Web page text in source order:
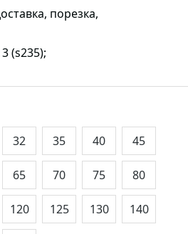
порезка,
3 (s235);
32 35 40 45
65 70 75 80
120 125 130 140